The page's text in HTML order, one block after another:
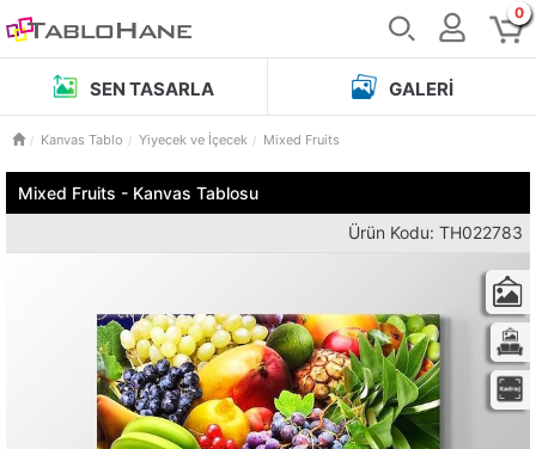
0
SEN TASARLA GALERI
Kanvas Tablo Yiyecek ve İçecek Mixed Fruits
Mixed Fruits - Kanvas Tablosu
Ürün Kodu: TH022783